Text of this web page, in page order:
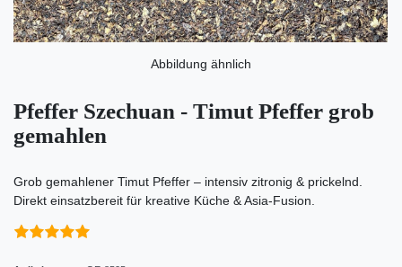
Abbildung ähnlich
Pfeffer Szechuan - Timut Pfeffer grob
gemahlen
Grob gemahlener Timut Pfeffer – intensiv zitronig & prickelnd.
Direkt einsatzbereit für kreative Küche & Asia-Fusion.